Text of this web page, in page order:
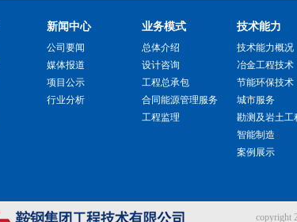
新闻中心
公司要闻
媒体报道
项目公示
行业分析
业务模式
总体介绍
设计咨询
工程总承包
合同能源管理服务
工程监理
技术能力
技术能力概况
冶金工程技术
节能环保技术
城市服务
勘测及岩土工
智能制造
案例展示
copyright